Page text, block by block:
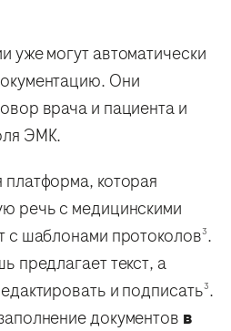
уже могут автоматически
Они
врача и пациента и
ЭМК.
которая
речь с медицинскими
с шаблонами протоколов3.
предлагает текст, а
и подписать3.
документов в